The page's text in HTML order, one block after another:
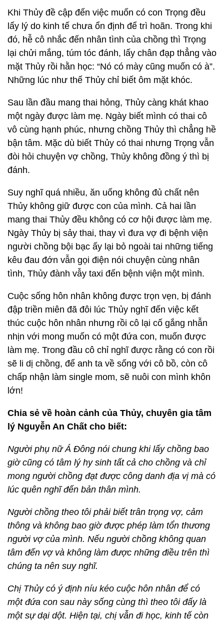
Khi Thủy đề cập đến việc muốn có con Trọng đều
lấy lý do kinh tế chưa ổn định để trì hoãn. Trong khi
đó, hễ cô nhắc đến nhân tình của chồng thì Trọng
lại chửi mắng, túm tóc đánh, lấy chân đạp thẳng vào
mặt Thủy rồi hằn học: “Nó có mày cũng muốn có à”.
Những lúc như thế Thủy chỉ biết ôm mặt khóc.
Sau lần đầu mang thai hỏng, Thủy càng khát khao
một ngày được làm mẹ. Ngày biết mình có thai cô
vô cùng hạnh phúc, nhưng chồng Thủy thì chẳng hề
bận tâm. Mặc dù biết Thủy có thai nhưng Trọng vẫn
đòi hỏi chuyện vợ chồng, Thủy không đồng ý thì bị
đánh.
Suy nghĩ quá nhiều, ăn uống không đủ chất nên
Thủy không giữ được con của mình. Cả hai lần
mang thai Thủy đều không có cơ hội được làm mẹ.
Ngày Thủy bị sảy thai, thay vì đưa vợ đi bệnh viện
người chồng bội bạc ấy lại bỏ ngoài tai những tiếng
kêu đau đớn vẫn gọi điện nói chuyện cùng nhân
tình, Thủy đành vẫy taxi đến bệnh viện một mình.
Cuộc sống hôn nhân không được trọn vẹn, bị đánh
đập triền miên đã đôi lúc Thủy nghĩ đến việc kết
thúc cuộc hôn nhân nhưng rồi cô lại cố gắng nhẫn
nhịn với mong muốn có một đứa con, muốn được
làm mẹ. Trong đầu cô chỉ nghĩ được rằng có con rồi
sẽ li dị chồng, để anh ta về sống với cô bồ, còn cô
chấp nhận làm single mom, sẽ nuôi con mình khôn
lớn!
Chia sẻ về hoàn cảnh của Thủy, chuyên gia tâm
lý Nguyễn An Chất cho biết:
Người phụ nữ Á Đông nói chung khi lấy chồng bao
giờ cũng có tâm lý hy sinh tất cả cho chồng và chỉ
mong người chồng đạt được công danh địa vị mà có
lúc quên nghĩ đến bản thân mình.
Người chồng theo tôi phải biết trân trọng vợ, cảm
thông và không bao giờ được phép làm tổn thương
người vợ của mình. Nếu người chồng không quan
tâm đến vợ và không làm được những điều trên thì
chúng ta nên suy nghĩ.
Chị Thủy có ý định níu kéo cuộc hôn nhân để có
một đứa con sau này sống cùng thì theo tôi đấy là
một sự dại dột. Hiện tại, chị vẫn đi học, kinh tế còn